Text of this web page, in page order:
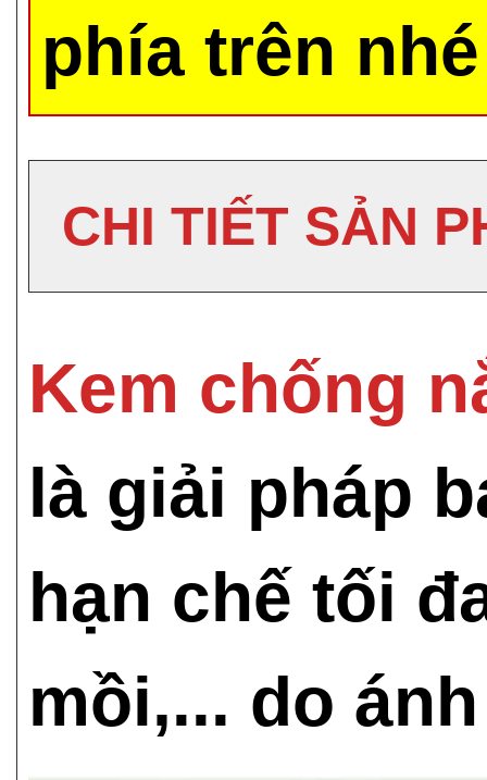
phía trên
CHI TIẾT SẢN
Kem chống
là giải pháp
hạn chế tối
mồi,... do